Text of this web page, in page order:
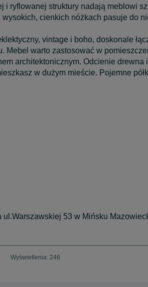
i ryflowanej struktury nadają meblowi
wysokich, cienkich nóżkach pasuje do
vintage i boho, doskonale
Mebel warto zastosować w
architektonicznym. Odcienie drewna
w dużym mieście. Pojemne
53 w Mińsku
Wyświetlenia: 246